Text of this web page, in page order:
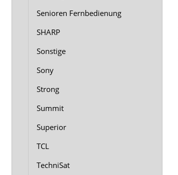
Senioren Fernbedienung
SHARP
Sonstige
Sony
Strong
Summit
Superior
TCL
TechniSat